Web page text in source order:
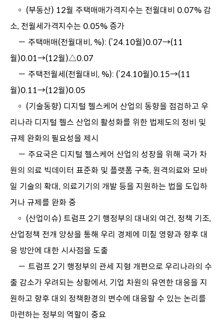
◦ (부동산) 12월 주택매매가격지수는 전월대비 0.07% 감
소, 전월세가격지수는 0.05% 증가
－ 주택매매(전월대비, %): (’24.10월)0.07→(11
월)0.01→(12월)△0.07
－ 주택전월세(전월대비, %): (’24.10월)0.15→(11
월)0.11→(12월)0.05
◦ (기술동향) 디지털 헬스케어 산업의 동향을 점검하고 우
리나라 디지털 헬스 산업의 활성화를 위한 법제도의 정비 및
규제 완화의 필요성을 제시
－ 주요국은 디지털 헬스케어 산업의 성장을 위해 국가 차
원의 의료 빅데이터 표준화 및 플랫폼 구축, 원격의료와 모바
일 기술의 확대, 의료기기의 개발 등을 지원하는 법을 도입하
거나 규제를 완화 중
◦ (산업이슈) 트럼프 2기 행정부의 대내외 여건, 정책 기조,
산업정책 전개 양상을 통해 우리 경제에 미칠 영향과 향후 대
응 방안에 대한 시사점을 도출
－ 트럼프 2기 행정부의 관세 지형 개편으로 우리나라의 수
출 감소가 우려되는 상황에서, 기업 차원의 유연한 대응을 지
원하고 향후 대외 정책환경의 변수에 대응할 수 있는 논리를
마련하는 정부의 역할이 중요